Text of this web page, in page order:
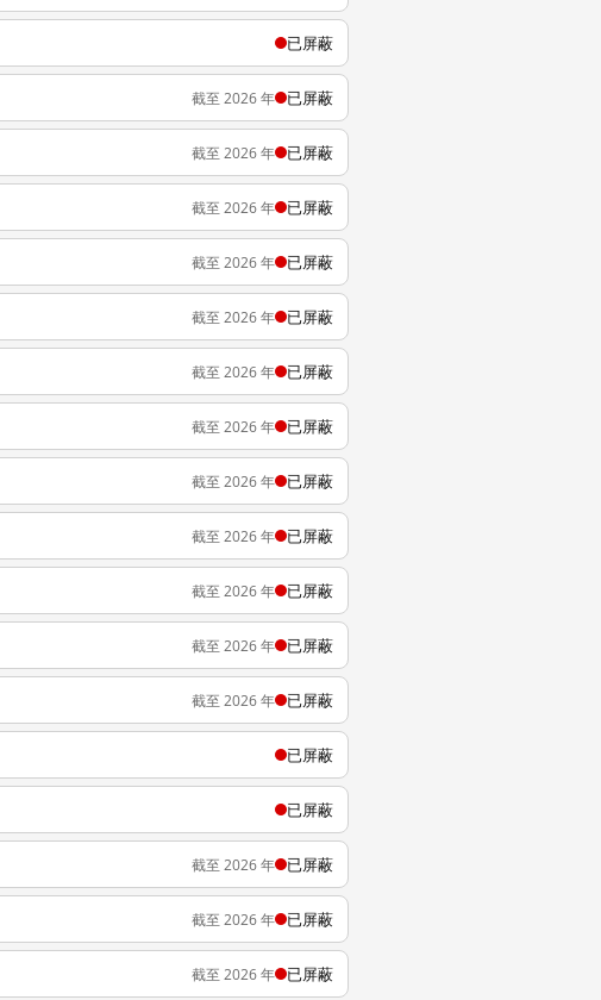
已屏蔽
截至 2026 年 已屏蔽
截至 2026 年 已屏蔽
截至 2026 年 已屏蔽
截至 2026 年 已屏蔽
截至 2026 年 已屏蔽
截至 2026 年 已屏蔽
截至 2026 年 已屏蔽
截至 2026 年 已屏蔽
截至 2026 年 已屏蔽
截至 2026 年 已屏蔽
截至 2026 年 已屏蔽
截至 2026 年 已屏蔽
已屏蔽
已屏蔽
截至 2026 年 已屏蔽
截至 2026 年 已屏蔽
截至 2026 年 已屏蔽